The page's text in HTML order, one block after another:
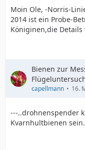
Moin Ole, -Norris-
2014 ist ein Probe-
Königinen,die
Bienen zur
capellmann 16.
---..drohnenspender
Kvarnhultbienen sein.